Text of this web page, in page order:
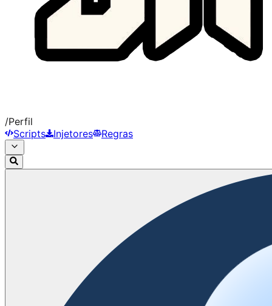
/Perfil
Scripts
Injetores Regras